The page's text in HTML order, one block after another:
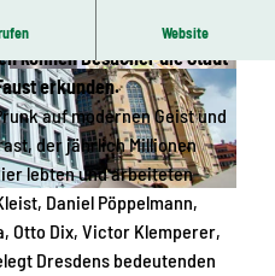
© Dresden Information GmbH
Website
Sachsens. Durch die
können Besucher die Stadt
erkunden.
auf modernen Geist und
der jährlich Millionen
lebten und arbeiteten
Daniel Pöppelmann,
Otto Dix, Victor Klemperer,
Dresdens bedeutenden